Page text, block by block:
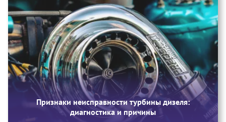
Признаки неисправности турбины дизеля:
диагностика и причины